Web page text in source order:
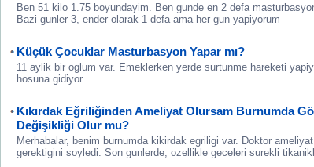
Ben 51 kilo 1.75 boyundayim. Ben gunde en 2 defa
Bazi gunler 3, ender olarak 1 defa ama her gun yapiyorum
Küçük Çocuklar Masturbasyon Yapar mı?
11 aylik bir oglum var. Emeklerken yerde surtunme hareketi
hosuna gidiyor
Kıkırdak Eğriliğinden Ameliyat Olursam Burnumda
Değişikliği Olur mu?
Merhabalar, benim burnumda kikirdak egriligi var. Doktor
gerektigini soyledi. Son gunlerde, ozellikle geceleri surekli